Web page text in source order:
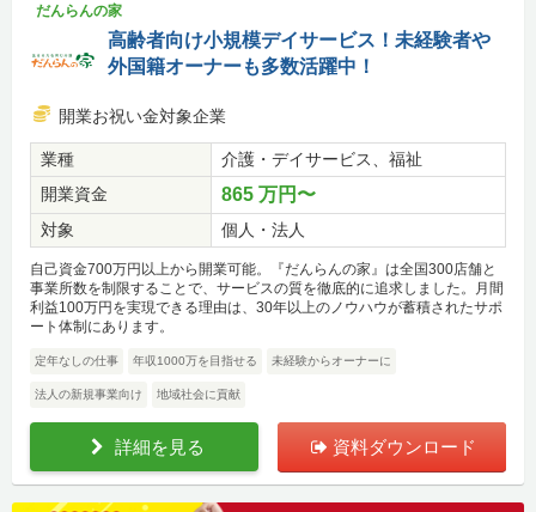
だんらんの家
高齢者向け小規模デイサービス！未経験者や
外国籍オーナーも多数活躍中！
開業お祝い金対象企業
業種
介護・デイサービス、福祉
開業資金
865 万円〜
対象 個人・法人
自己資金700万円以上から開業可能。『だんらんの家』は全国300店舗と
事業所数を制限することで、サービスの質を徹底的に追求しました。月間
利益100万円を実現できる理由は、30年以上のノウハウが蓄積されたサポ
ート体制にあります。
定年なしの仕事 年収1000万を目指せる 未経験からオーナーに
法人の新規事業向け 地域社会に貢献
詳細を見る 資料ダウンロード